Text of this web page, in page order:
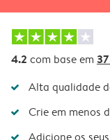
4.2 com base em
Alta qualidade
Crie em menos
Adicione os